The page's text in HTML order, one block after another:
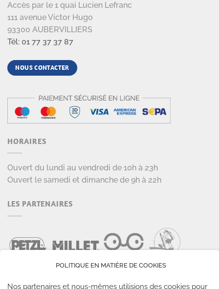
Accès par le 1 quai Lucien Lefranc
111 avenue Victor Hugo
93300 AUBERVILLIERS
Tél: 01 77 37 37 87
NOUS CONTACTER
HORAIRES
Ouvert du lundi au vendredi de 10h à 23h
Ouvert le samedi et dimanche de 9h à 22h
LES PARTENAIRES
POLITIQUE EN MATIÈRE DE COOKIES
Nos partenaires et nous-mêmes utilisions des cookies pour